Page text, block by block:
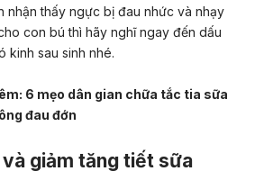
nhận thấy ngực bị đau nhức và nhạy
con bú thì hãy nghĩ ngay đến dấu
kinh sau sinh nhé.
6 mẹo dân gian chữa tắc tia sữa
đau đớn
và giảm tăng tiết sữa